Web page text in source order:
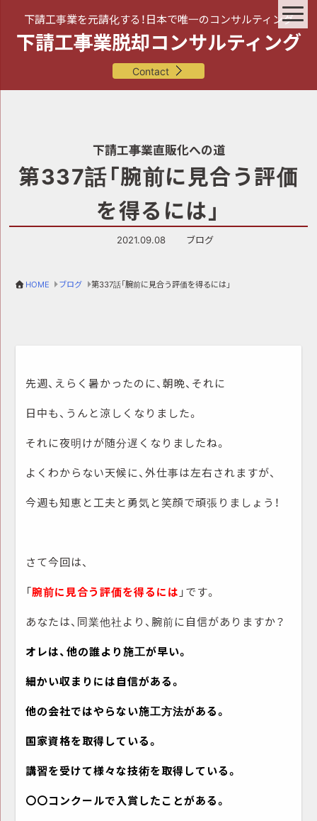
下請工事業を元請化する！日本で唯一のコンサルティング
下請工事業脱却コンサルティング
Contact
下請工事業直販化への道
第337話「腕前に見合う評価
を得るには」
2021.09.08 ブログ
HOME ブログ 第337話「腕前に見合う評価を得るには」
先週、えらく暑かったのに、朝晩、それに
日中も、うんと涼しくなりました。
それに夜明けが随分遅くなりましたね。
よくわからない天候に、外仕事は左右されますが、
今週も知恵と工夫と勇気と笑顔で頑張りましょう！
さて今回は、
「腕前に見合う評価を得るには 」です。
あなたは、同業他社より、腕前に自信がありますか？
オレは、他の誰より施工が早い。
細かい収まりには自信がある。
他の会社ではやらない施工方法がある。
国家資格を取得している。
講習を受けて様々な技術を取得している。
〇〇コンクールで入賞したことがある。